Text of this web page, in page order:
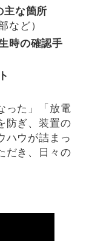
主な箇所
など）
時の確認手
った」「放電
防ぎ、装置の
ハウが詰まっ
だき、日々の